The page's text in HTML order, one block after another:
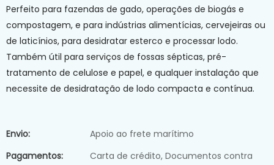
Perfeito para fazendas de gado, operações de biogás e
compostagem, e para indústrias alimentícias, cervejeiras ou
de laticínios, para desidratar esterco e processar lodo.
Também útil para serviços de fossas sépticas, pré-
tratamento de celulose e papel, e qualquer instalação que
necessite de desidratação de lodo compacta e contínua.
Envio:
Apoio ao frete marítimo
Pagamentos:
Carta de crédito, Documentos contra